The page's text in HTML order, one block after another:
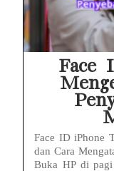
Face
Face ID iPhone
dan Cara
Buka HP di